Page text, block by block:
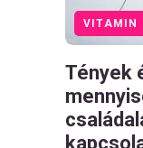
VITAMIN
Tények